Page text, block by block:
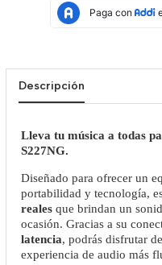
Descripción
Lleva tu música a todas
S227NG.
Diseñado para ofrecer un
portabilidad y tecnología,
reales que brindan un
ocasión. Gracias a su
latencia, podrás disfrutar
experiencia de audio más